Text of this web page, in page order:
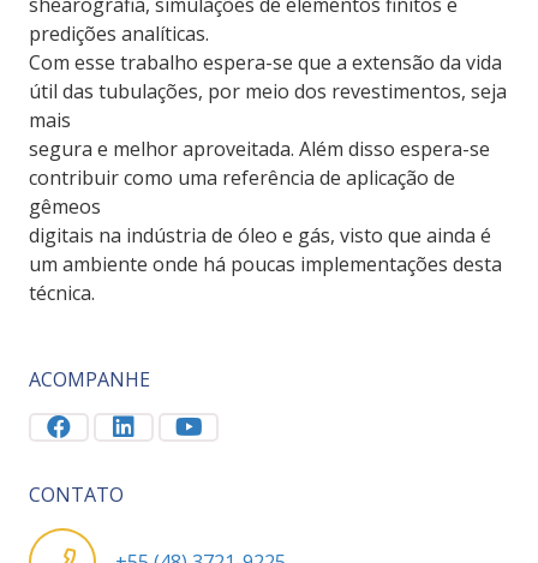
predições analíticas.
Com esse trabalho espera-se que a extensão da vida
útil das tubulações, por meio dos revestimentos, seja
mais
segura e melhor aproveitada. Além disso espera-se
contribuir como uma referência de aplicação de
gêmeos
digitais na indústria de óleo e gás, visto que ainda é
um ambiente onde há poucas implementações desta
técnica.
ACOMPANHE
CONTATO